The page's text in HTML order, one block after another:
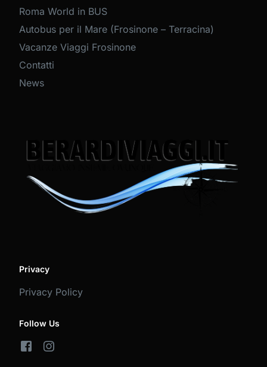
Roma World in BUS
Autobus per il Mare (Frosinone – Terracina)
Vacanze Viaggi Frosinone
Contatti
News
Privacy
Privacy Policy
Follow Us